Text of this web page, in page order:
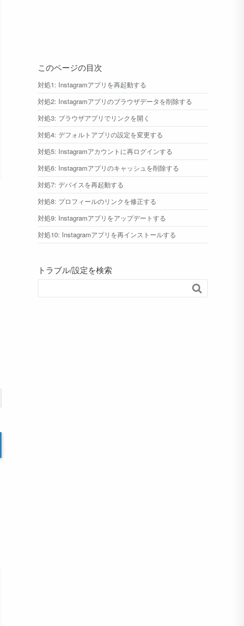
このページの目次
対処1: Instagramアプリを再起動する
対処2: Instagramアプリのブラウザデータを削除する
対処3: ブラウザアプリでリンクを開く
対処4: デフォルトアプリの設定を変更する
対処5: Instagramアカウントに再ログインする
対処6: Instagramアプリのキャッシュを削除する
対処7: デバイスを再起動する
対処8: プロフィールのリンクを修正する
対処9: Instagramアプリをアップデートする
対処10: Instagramアプリを再インストールする
トラブル/設定を検索
